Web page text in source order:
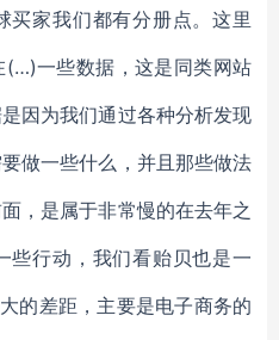
买家我们都有分册点。这里
(…)一些数据，这是同类网站
因为我们通过各种分析发现
做一些什么，并且那些做法
，是属于非常慢的在去年之
些行动，我们看贻贝也是一
的差距，主要是电子商务的